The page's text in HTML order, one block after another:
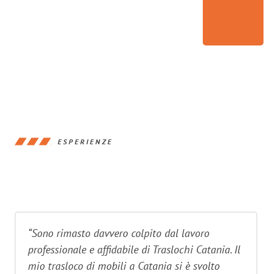
ESPERIENZE
“Sono rimasto davvero colpito dal lavoro
professionale e affidabile di Traslochi Catania. Il
mio trasloco di mobili a Catania si è svolto